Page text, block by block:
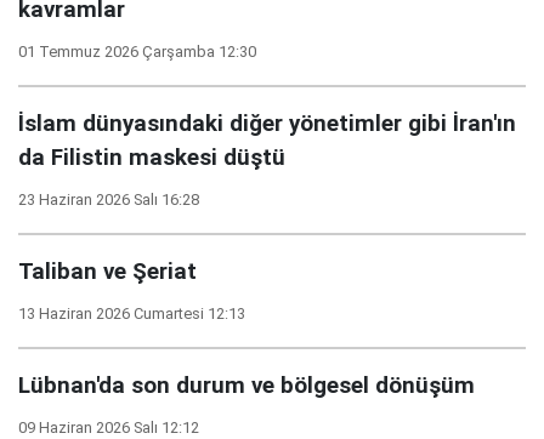
kavramlar
01 Temmuz 2026 Çarşamba 12:30
İslam dünyasındaki diğer yönetimler gibi İran'ın
da Filistin maskesi düştü
23 Haziran 2026 Salı 16:28
Taliban ve Şeriat
13 Haziran 2026 Cumartesi 12:13
Lübnan'da son durum ve bölgesel dönüşüm
09 Haziran 2026 Salı 12:12